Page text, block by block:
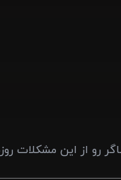
رو از این مشکلات